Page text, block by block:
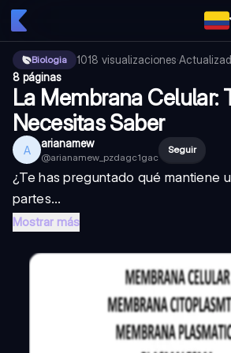
Biologia 1018 visualizaciones·
8 páginas
La Membrana Celular:
Necesitas Saber
A arianamew
@arianamew_pzdagc1gac
Seguir
¿Te has preguntado qué mantiene
partes...
Mostrar más